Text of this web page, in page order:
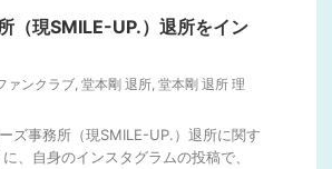
（現SMILE-UP.）退所をイン
ァンクラブ, 堂本剛 退所, 堂本剛 退所 理
ズ事務所（現SMILE-UP.）退所に関す
、自身のインスタグラムの投稿で、